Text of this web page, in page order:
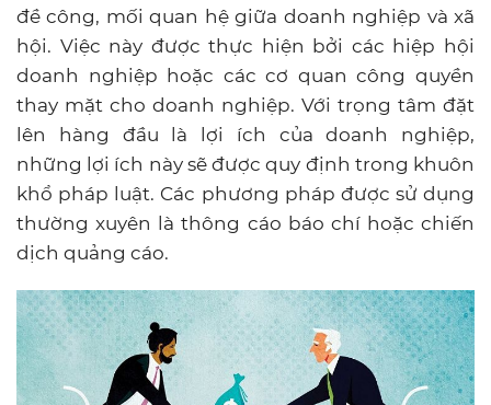
đề công, mối quan hệ giữa doanh nghiệp và xã
hội. Việc này được thực hiện bởi các hiệp hội
doanh nghiệp hoặc các cơ quan công quyền
thay mặt cho doanh nghiệp. Với trọng tâm đặt
lên hàng đầu là lợi ích của doanh nghiệp,
những lợi ích này sẽ được quy định trong khuôn
khổ pháp luật. Các phương pháp được sử dụng
thường xuyên là thông cáo báo chí hoặc chiến
dịch quảng cáo.